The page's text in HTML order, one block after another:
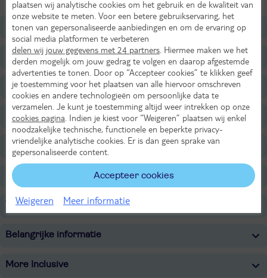
Ligging
Faciliteiten
Restaurants/Bars
Sport & Activiteiten
Overige informatie
Quote
Verzorging
Belangrijke informatie
More Inclusive
plaatsen wij analytische cookies om het gebruik en de kwaliteit van
onze website te meten. Voor een betere gebruikservaring, het
tonen van gepersonaliseerde aanbiedingen en om de ervaring op
social media platformen te verbeteren
delen wij jouw gegevens met 24 partners . Hiermee maken we het
derden mogelijk om jouw gedrag te volgen en daarop afgestemde
advertenties te tonen. Door op “Accepteer cookies” te klikken geef
je toestemming voor het plaatsen van alle hiervoor omschreven
cookies en andere technologieën om persoonlijke data te
verzamelen. Je kunt je toestemming altijd weer intrekken op onze
cookies pagina . Indien je kiest voor “Weigeren” plaatsen wij enkel
noodzakelijke technische, functionele en beperkte privacy-
vriendelijke analytische cookies. Er is dan geen sprake van
gepersonaliseerde content.
Accepteer cookies
Weigeren Meer informatie